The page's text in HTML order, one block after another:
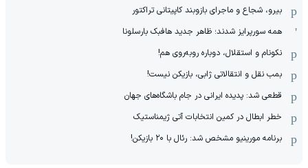
بیرو، شجاع و ماجرای بازوبند کاپیتانی تراکتور
همه سورپرایز شدند؛ ظاهر جدید هافبک بارسلونا
نکونام و استقلال، دوباره روبه‌روی هم!
بمب نقل و انتقالاتی ژابی، بازیکن نیست!
قطعی شد: پدیده ایرانی در جام باشگاه‌های جهان
خطر ابطال در کمین انتخابات آتی ژیمناستیک
برنامه مورینیو مشخص شد: رئال با ۲۰ بازیکن!